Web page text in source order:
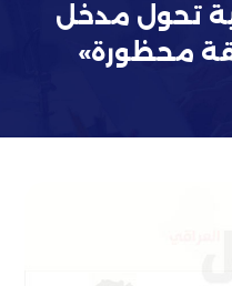
تحول مدخل
محظورة»